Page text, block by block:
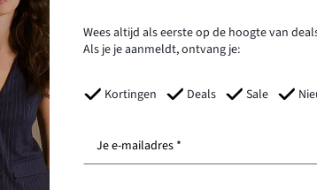
Wees altijd als eerste op de hoogte van
Als je je aanmeldt, ontvang je:
Kortingen Deals Sale
Je e-mailadres *